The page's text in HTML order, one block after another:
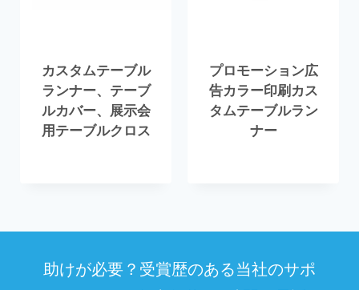
カスタムテーブル
ランナー、テーブ
ルカバー、展示会
用テーブルクロス
プロモーション広
告カラー印刷カス
タムテーブルラン
ナー
助けが必要？受賞歴のある当社のサポ